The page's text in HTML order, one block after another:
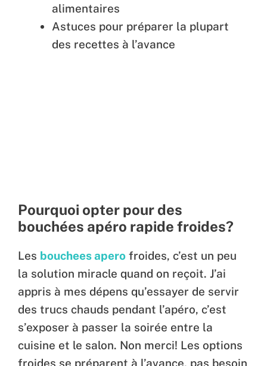
alimentaires
Astuces pour préparer la plupart
des recettes à l’avance
Pourquoi opter pour des
bouchées apéro rapide froides?
Les bouchees apero froides, c’est un peu
la solution miracle quand on reçoit. J’ai
appris à mes dépens qu’essayer de servir
des trucs chauds pendant l’apéro, c’est
s’exposer à passer la soirée entre la
cuisine et le salon. Non merci! Les options
froides se préparent à l’avance, pas besoin